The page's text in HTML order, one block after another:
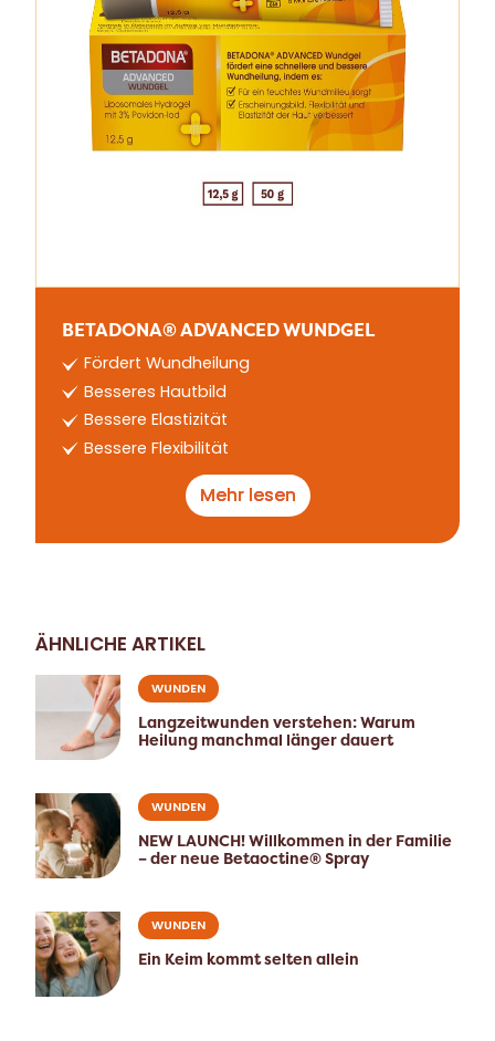
ÄHNLICHE ARTIKEL
WUNDEN
Langzeitwunden verstehen: Warum
Heilung manchmal länger dauert
WUNDEN
NEW LAUNCH! Willkommen in der Familie
– der neue Betaoctine® Spray
WUNDEN
Ein Keim kommt selten allein
BETADONA® ADVANCED WUNDGEL
Fördert Wundheilung
Besseres Hautbild
Bessere Elastizität
Bessere Flexibilität
Mehr lesen